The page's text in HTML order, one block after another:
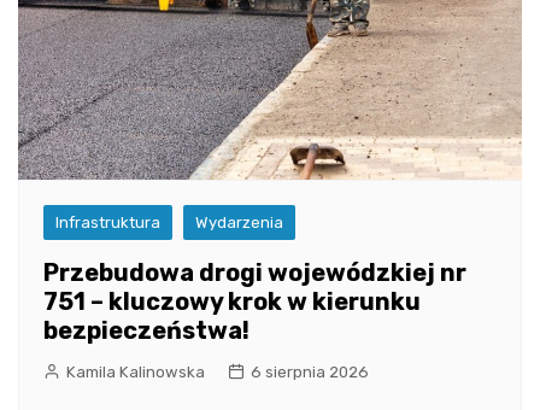
Infrastruktura Wydarzenia
Przebudowa drogi wojewódzkiej nr
751 – kluczowy krok w kierunku
bezpieczeństwa!
Kamila Kalinowska 6 sierpnia 2026